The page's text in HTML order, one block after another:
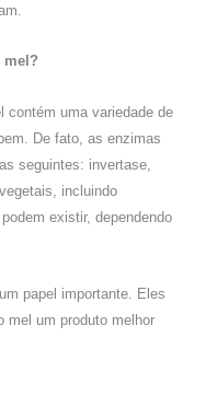
mel?
contém uma variedade de
De fato, as enzimas
seguintes: invertase,
incluindo
existir, dependendo
papel importante. Eles
mel um produto melhor